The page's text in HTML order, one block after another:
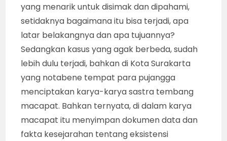
yang menarik untuk disimak dan dipahami,
setidaknya bagaimana itu bisa terjadi, apa
latar belakangnya dan apa tujuannya?
Sedangkan kasus yang agak berbeda, sudah
lebih dulu terjadi, bahkan di Kota Surakarta
yang notabene tempat para pujangga
menciptakan karya-karya sastra tembang
macapat. Bahkan ternyata, di dalam karya
macapat itu menyimpan dokumen data dan
fakta kesejarahan tentang eksistensi